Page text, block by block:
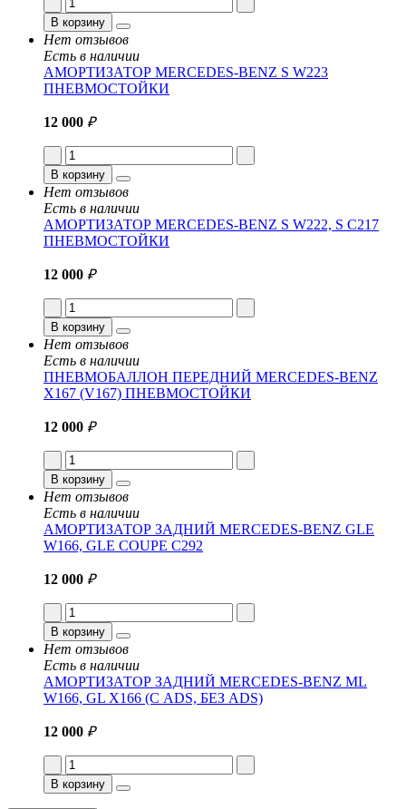
В корзину
Нет отзывов
Есть в наличии
АМОРТИЗАТОР MERCEDES-BENZ S W223
ПНЕВМОСТОЙКИ
12 000 ₽
В корзину
Нет отзывов
Есть в наличии
АМОРТИЗАТОР MERCEDES-BENZ S W222, S C217
ПНЕВМОСТОЙКИ
12 000 ₽
В корзину
Нет отзывов
Есть в наличии
ПНЕВМОБАЛЛОН ПЕРЕДНИЙ MERCEDES-BENZ
X167 (V167) ПНЕВМОСТОЙКИ
12 000 ₽
В корзину
Нет отзывов
Есть в наличии
АМОРТИЗАТОР ЗАДНИЙ MERCEDES-BENZ GLE
W166, GLE COUPE C292
12 000 ₽
В корзину
Нет отзывов
Есть в наличии
АМОРТИЗАТОР ЗАДНИЙ MERCEDES-BENZ ML
W166, GL X166 (С ADS, БЕЗ ADS)
12 000 ₽
В корзину